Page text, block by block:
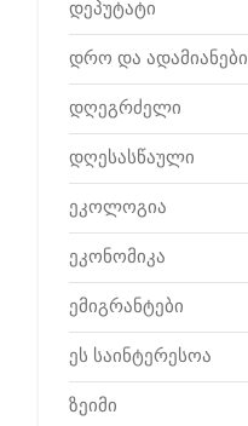
დეპუტატი
დრო და ადამიანები
დღეგრძელი
დღესასწაული
ეკოლოგია
ეკონომიკა
ემიგრანტები
ეს საინტერესოა
ზეიმი